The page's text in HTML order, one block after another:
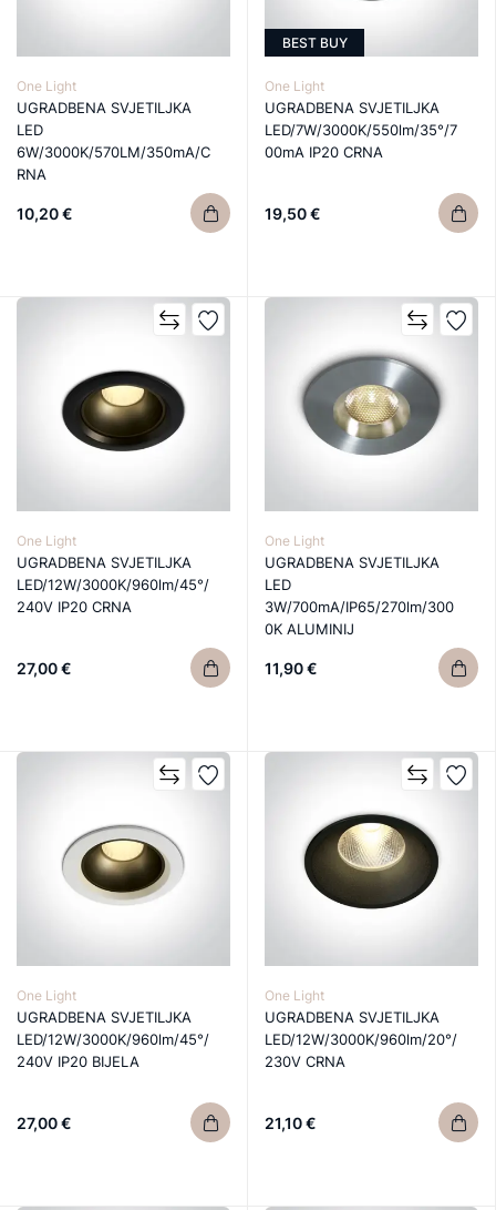
One Light
UGRADBENA SVJETILJKA
LED
6W/3000K/570LM/350mA/C
RNA
10,20 €
BEST BUY
One Light
UGRADBENA SVJETILJKA
LED/7W/3000K/550lm/35°/7
00mA IP20 CRNA
19,50 €
One Light
UGRADBENA SVJETILJKA
LED/12W/3000K/960lm/45°/
240V IP20 CRNA
27,00 €
One Light
UGRADBENA SVJETILJKA
LED
3W/700mA/IP65/270lm/300
0K ALUMINIJ
11,90 €
One Light
UGRADBENA SVJETILJKA
LED/12W/3000K/960lm/45°/
240V IP20 BIJELA
27,00 €
One Light
UGRADBENA SVJETILJKA
LED/12W/3000K/960lm/20°/
230V CRNA
21,10 €